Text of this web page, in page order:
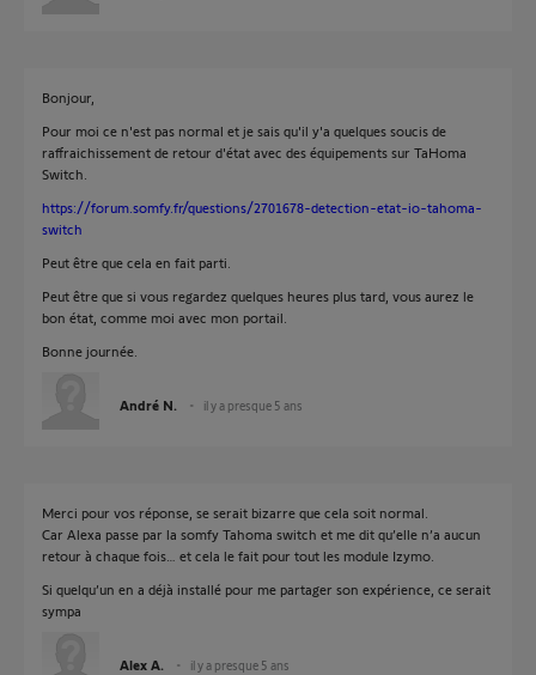
Bonjour,
Pour moi ce n'est pas normal et je sais qu'il y'a quelques soucis de
raffraichissement de retour d'état avec des équipements sur TaHoma
Switch.
https://forum.somfy.fr/questions/2701678-detection-etat-io-tahoma-
switch
Peut être que cela en fait parti.
Peut être que si vous regardez quelques heures plus tard, vous aurez le
bon état, comme moi avec mon portail.
Bonne journée.
André N. il y a presque 5 ans
Merci pour vos réponse, se serait bizarre que cela soit normal.
Car Alexa passe par la somfy Tahoma switch et me dit qu’elle n’a aucun
retour à chaque fois… et cela le fait pour tout les module Izymo.
Si quelqu’un en a déjà installé pour me partager son expérience, ce serait
sympa
Alex A. il y a presque 5 ans